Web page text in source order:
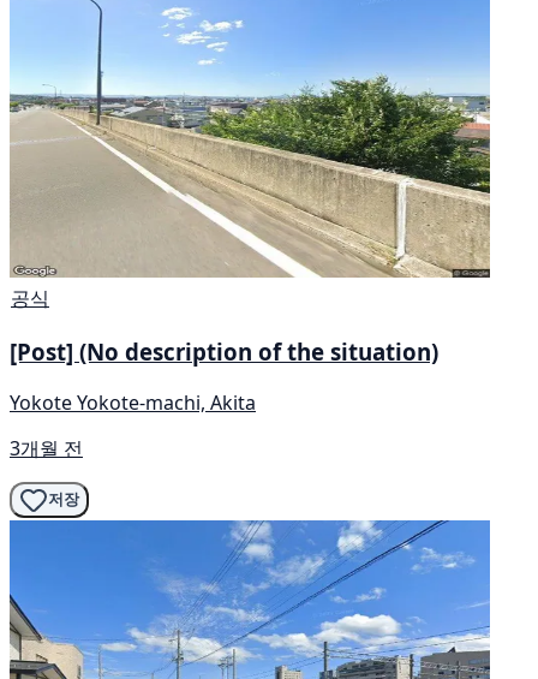
공식
[Post] (No description of the situation)
Yokote Yokote-machi, Akita
3개월 전
저장